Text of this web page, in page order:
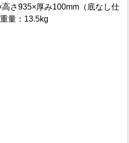
さ935×厚み100mm（底なし仕
量：13.5kg